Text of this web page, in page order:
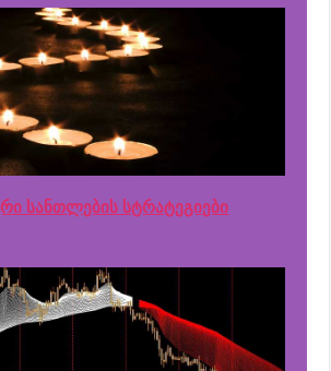
სანთლების სტრატეგიები